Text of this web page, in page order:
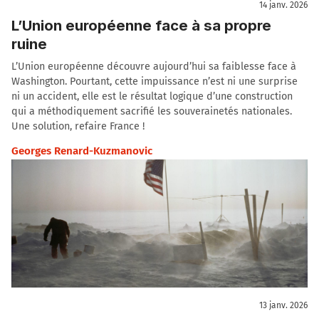
14 janv. 2026
L’Union européenne face à sa propre
ruine
L’Union européenne découvre aujourd’hui sa faiblesse face à
Washington. Pourtant, cette impuissance n’est ni une surprise
ni un accident, elle est le résultat logique d’une construction
qui a méthodiquement sacrifié les souverainetés nationales.
Une solution, refaire France !
Georges Renard-Kuzmanovic
13 janv. 2026